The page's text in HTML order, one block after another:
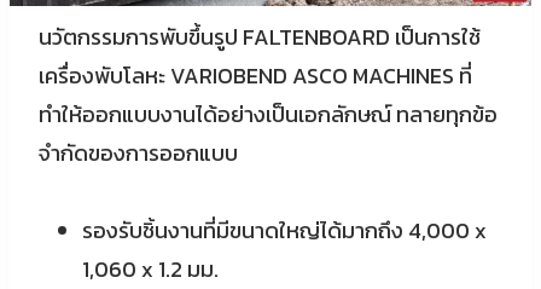
นวัตกรรมการพับขึ้นรูป FALTENBOARD เป็นการใช้
เครื่องพับโลหะ VARIOBEND ASCO MACHINES ที่
ทำให้ออกแบบงานได้อย่างเป็นเอกลักษณ์ ทลายทุกข้อ
จำกัดของการออกแบบ
รองรับชิ้นงานที่มีขนาดใหญ่ได้มากถึง 4,000 x
1,060 x 1.2 มม.